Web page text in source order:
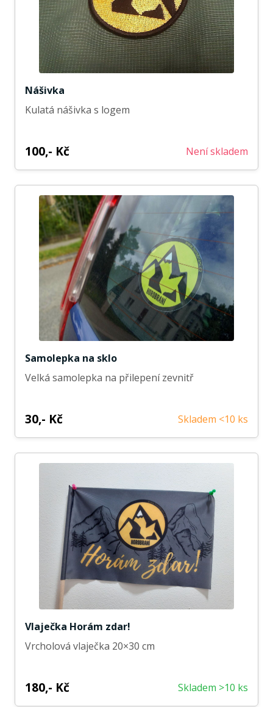
Nášivka
Kulatá nášivka s logem
100,- Kč Není skladem
Samolepka na sklo
Velká samolepka na přilepení zevnitř
30,- Kč Skladem <10 ks
Vlaječka Horám zdar!
Vrcholová vlaječka 20×30 cm
180,- Kč Skladem >10 ks